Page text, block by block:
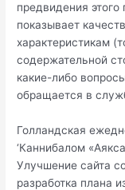
предвидения
показывает
характеристикам
содержательной
какие-либо
обращается в
Голландская
‘Каннибалом
Улучшение сайта
разработка плана